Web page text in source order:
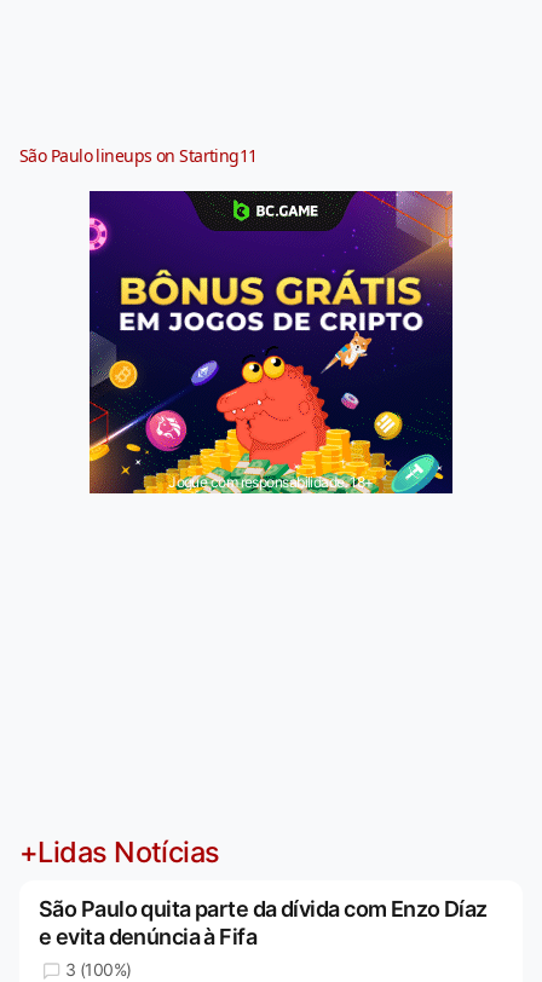
São Paulo lineups on Starting11
Jogue com responsabilidade. 18+
+Lidas Notícias
São Paulo quita parte da dívida com Enzo Díaz
e evita denúncia à Fifa
3 (100%)